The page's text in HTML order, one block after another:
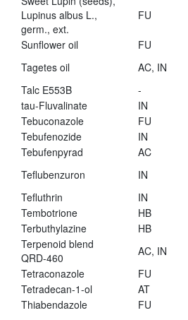
Lupinus albus L.,
germ., ext.
FU
Sunflower oil FU
Tagetes oil
AC, IN
Talc E553B
-
tau-Fluvalinate
IN
Tebuconazole
FU
Tebufenozide
IN
Tebufenpyrad
AC
Teflubenzuron
IN
Tefluthrin
IN
Tembotrione
HB
Terbuthylazine
HB
Terpenoid blend
QRD-460
AC, IN
Tetraconazole
FU
Tetradecan-1-ol
AT
Thiabendazole
FU